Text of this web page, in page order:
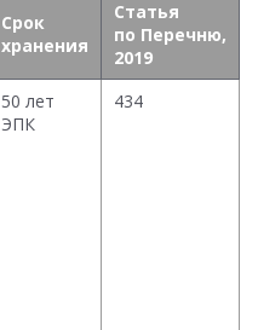
Срок
хранения
Статья
по Перечню,
2019
50 лет
ЭПК
434